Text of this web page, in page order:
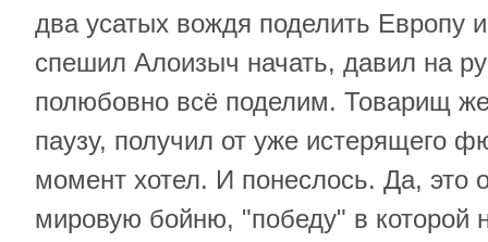
два усатых вождя поделить Европу
спешил Алоизыч начать, давил на
полюбовно всё поделим. Товарищ
паузу, получил от уже истерящего
момент хотел. И понеслось. Да, это
мировую бойню, "победу" в которой